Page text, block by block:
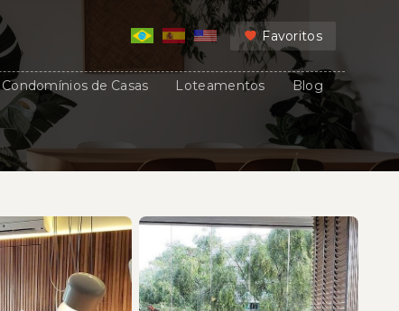
Favoritos
Condomínios de Casas Loteamentos
Blog